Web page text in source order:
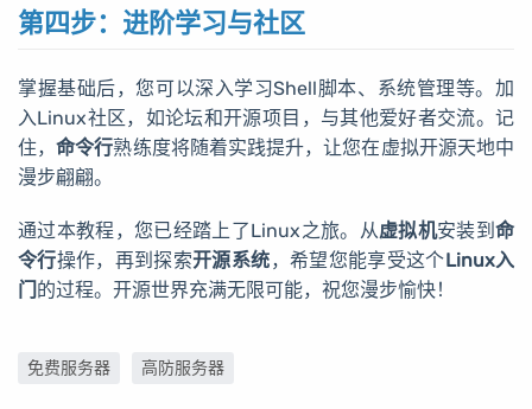
第四步：进阶学习与社区
掌握基础后，您可以深入学习Shell脚本、系统管理等。加
入Linux社区，如论坛和开源项目，与其他爱好者交流。记
住，命令行熟练度将随着实践提升，让您在虚拟开源天地中
漫步翩翩。
通过本教程，您已经踏上了Linux之旅。从虚拟机安装到命
令行操作，再到探索开源系统，希望您能享受这个Linux入
门的过程。开源世界充满无限可能，祝您漫步愉快！
免费服务器 高防服务器